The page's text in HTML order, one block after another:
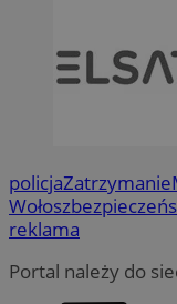
policjaZatrzymanie
Wołosz
reklama
Portal należy do